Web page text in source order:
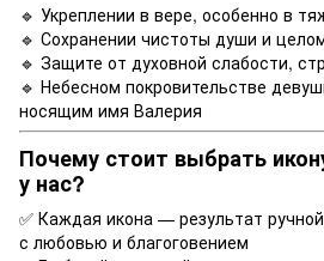
🔹 Укреплении в вере, особенно в
🔹 Сохранении чистоты души и
🔹 Защите от духовной слабости,
🔹 Небесном покровительстве
носящим имя Валерия
Почему стоит выбрать
у нас?
✅ Каждая икона — результат
с любовью и благоговением